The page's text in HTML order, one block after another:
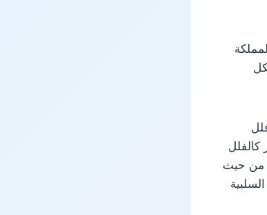
كالفلل
من حيث